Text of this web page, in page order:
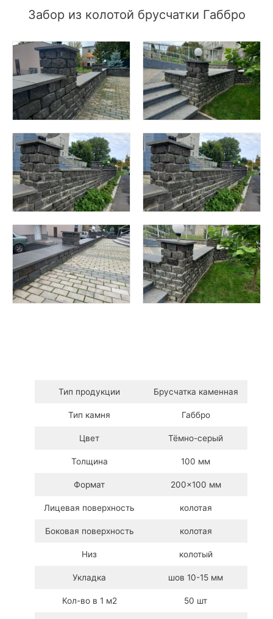
Забор из колотой брусчатки Габбро
Тип продукции Брусчатка каменная
Тип камня Габбро
Цвет Тёмно-серый
Толщина 100 мм
Формат 200×100 мм
Лицевая поверхность колотая
Боковая поверхность колотая
Низ колотый
Укладка шов 10-15 мм
Кол-во в 1 м2 50 шт